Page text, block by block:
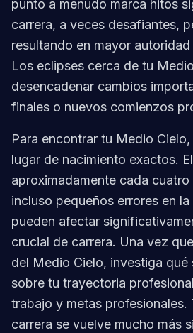
punto a menudo marca hitos
carrera, a veces desafiantes,
resultando en mayor
Los eclipses cerca de tu
desencadenar cambios
finales o nuevos comienzos
Para encontrar tu Medio
lugar de nacimiento exactos.
aproximadamente cada
incluso pequeños errores en
pueden afectar
crucial de carrera. Una vez
del Medio Cielo, investiga qué
sobre tu trayectoria
trabajo y metas profesionales.
carrera se vuelve mucho más